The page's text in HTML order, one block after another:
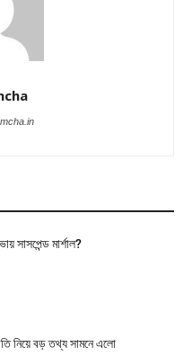
সাসপেন্ড মার্শাল?
নিয়ে বড় তথ্য সামনে এলো